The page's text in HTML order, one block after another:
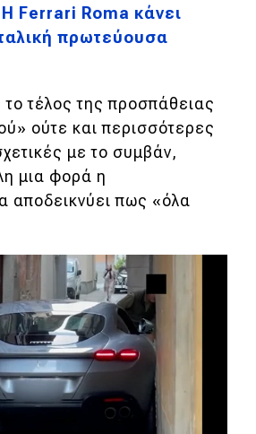
Η Ferrari Roma κάνει
πρωτεύουσα
τέλος της προσπάθειας
ούτε και περισσότερες
με το συμβάν,
μια φορά η
αποδεικνύει πως «όλα